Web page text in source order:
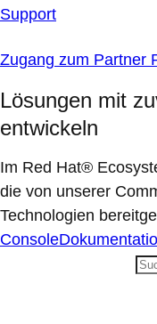
Support
Zugang zum Partner
Lösungen mit
entwickeln
Im Red Hat®
die von unserer
Technologien
Console